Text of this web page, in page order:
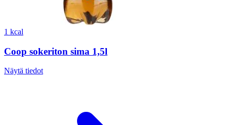
1 kcal
Coop sokeriton sima 1,5l
Näytä tiedot